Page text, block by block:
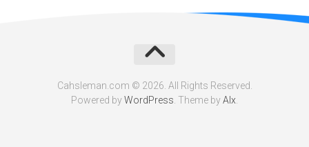
Cahsleman.com © 2026. All Rights Reserved.
Powered byWordPress . Theme byAlx